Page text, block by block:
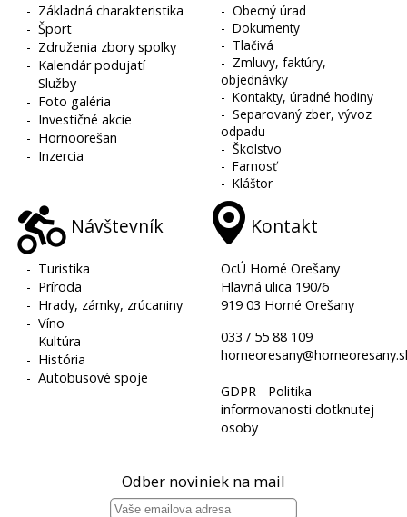
- Základná charakteristika
-Šport
- Združenia zbory spolky
- Kalendár podujatí
-Služby
- Foto galéria
- Investičné akcie
- Hornoorešan
- Inzercia
-Obecný úrad
-Dokumenty
- Tlačivá
- Zmluvy, faktúry,
objednávky
-Kontakty, úradné hodiny
-Separovaný zber, vývoz
odpadu
-Školstvo
-Farnosť
-Kláštor
Návštevník
- Turistika
- Príroda
- Hrady, zámky, zrúcaniny
-Víno
- Kultúra
- História
-Autobusové spoje
Kontakt
OcÚ Horné Orešany
Hlavná ulica 190/6
919 03 Horné Orešany
033 / 55 88 109
GDPR - Politika
informovanosti dotknutej
osoby
Odber noviniek na mail